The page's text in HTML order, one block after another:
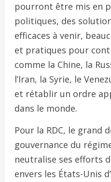
pourront être mis en
politiques, des
efficaces à venir,
et pratiques pour
comme la Chine, la
l’Iran, la Syrie, le
et rétablir un ordre
dans le monde.
Pour la RDC, le grand
gouvernance du
neutralise ses efforts
envers les États-Unis